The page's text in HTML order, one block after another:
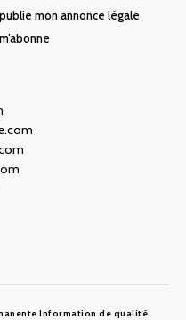
mon annonce légale
Information de qualité